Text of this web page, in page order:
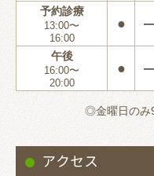
予約診療
13:00〜
16:00
●
午後
16:00〜
20:00
●
◎金曜日のみ
アクセス